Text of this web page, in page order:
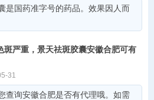
是国药准字号的药品。效果因人而
斑严重，景天祛斑胶囊安徽合肥可有
31
查询安徽合肥是否有代理哦。如需